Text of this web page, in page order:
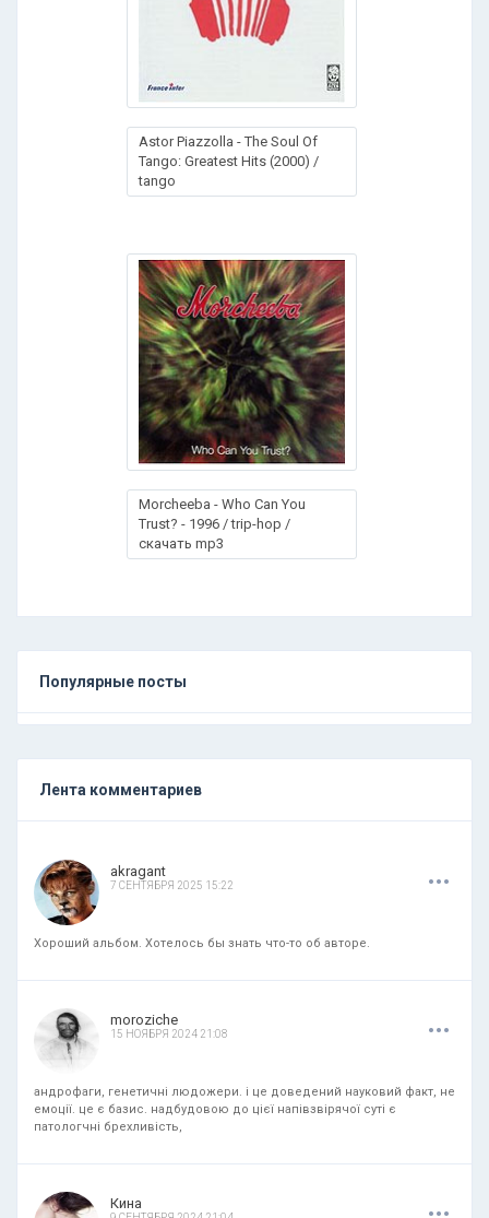
Astor Piazzolla - The Soul Of
Tango: Greatest Hits (2000) /
tango
Morcheeba - Who Can You
Trust? - 1996 / trip-hop /
скачать mp3
Популярные посты
Лента комментариев
akragant
7 СЕНТЯБРЯ 2025 15:22 ...
Хороший альбом. Хотелось бы знать что-то об авторе.
moroziche
15 НОЯБРЯ 2024 21:08 ...
андрофаги, генетичні людожери. і це доведений науковий факт, не
емоції. це є базис. надбудовою до цієї напівзвірячої суті є
патологчні брехливість,
Кина ...